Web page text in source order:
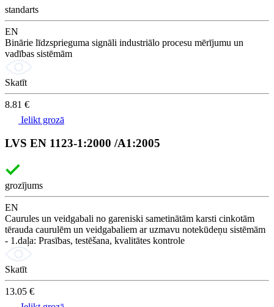
standarts
EN
Binārie līdzsprieguma signāli industriālo procesu mērījumu un
vadības sistēmām
Skatīt
8.81 €
Ielikt grozā
LVS EN 1123-1:2000 /A1:2005
grozījums
EN
Caurules un veidgabali no gareniski sametinātām karsti cinkotām
tērauda caurulēm un veidgabaliem ar uzmavu notekūdeņu sistēmām
- 1.daļa: Prasības, testēšana, kvalitātes kontrole
Skatīt
13.05 €